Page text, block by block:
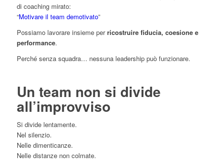
di coaching mirato:
“Motivare il team demotivato”
Possiamo lavorare insieme perricostruire fiducia, coesione e
performance.
Perché senza squadra… nessuna leadership può funzionare.
Un team non si divide
all’improvviso
Si divide lentamente.
Nel silenzio.
Nelle dimenticanze.
Nelle distanze non colmate.